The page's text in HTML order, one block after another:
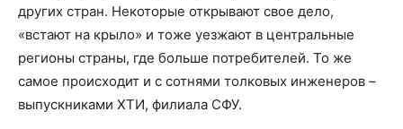
других стран. Некоторые открывают свое дело,
«встают на крыло» и тоже уезжают в центральные
регионы страны, где больше потребителей. То же
самое происходит и с сотнями толковых инженеров –
выпускниками ХТИ, филиала СФУ.